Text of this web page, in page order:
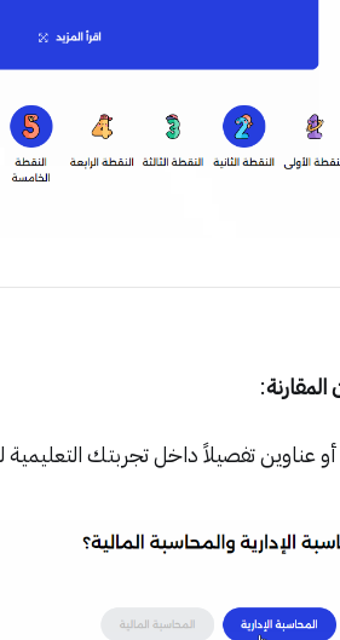
:
عناوين تفصيلاً داخل تجربتك التعليمية